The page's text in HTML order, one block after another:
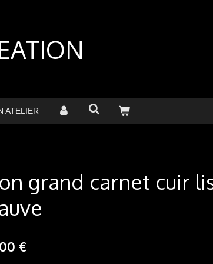
ATELIER
grand carnet cuir
€